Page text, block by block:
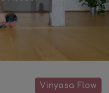
Vinyasa Flow